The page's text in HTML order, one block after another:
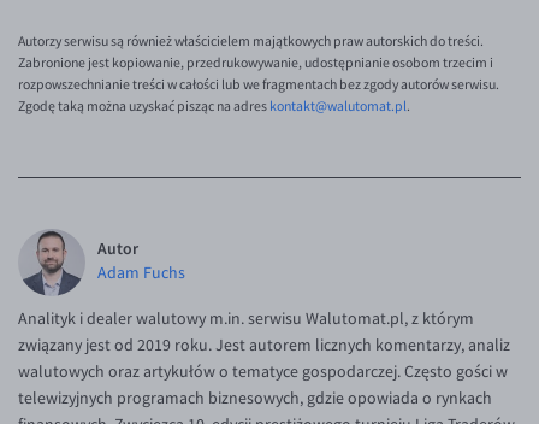
Autorzy serwisu są również właścicielem majątkowych praw autorskich do treści.
Zabronione jest kopiowanie, przedrukowywanie, udostępnianie osobom trzecim i
rozpowszechnianie treści w całości lub we fragmentach bez zgody autorów serwisu.
Zgodę taką można uzyskać pisząc na adres kontakt@walutomat.pl.
Autor
Adam Fuchs
Analityk i dealer walutowy m.in. serwisu Walutomat.pl, z którym
związany jest od 2019 roku. Jest autorem licznych komentarzy, analiz
walutowych oraz artykułów o tematyce gospodarczej. Często gości w
telewizyjnych programach biznesowych, gdzie opowiada o rynkach